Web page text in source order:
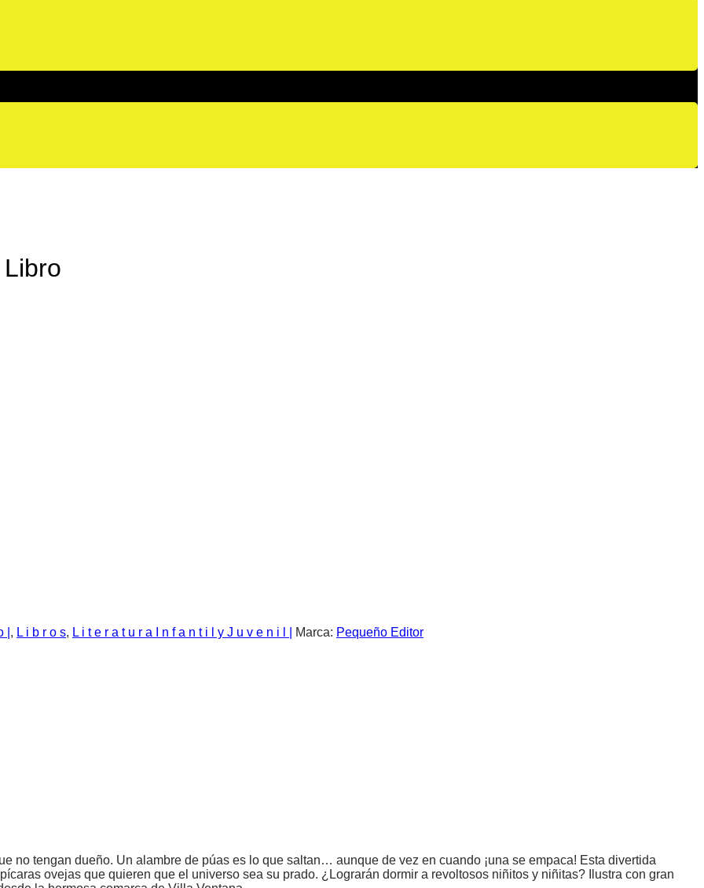
, L i b r o s, L i t e r a t u r a I n f a n t i l y J u v e n i l | Marca: Pequeño Editor
no tengan dueño. Un alambre de púas es lo que saltan… aunque de vez en cuando ¡una se empaca! Esta divertida
ovejas que quieren que el universo sea su prado. ¿Lograrán dormir a revoltosos niñitos y niñitas? Ilustra con gran